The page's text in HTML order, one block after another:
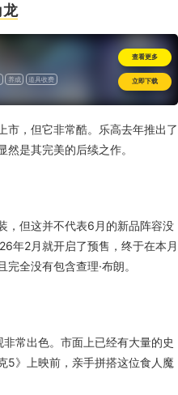
龙
养成 道具收费
查看更多
立即下载
市，但它非常酷。乐高去年推出了
是其完美的后续之作。
，但这并不代表6月的新品阵容没
年2月就开启了预售，终于在本月
全没有包含查理·布朗。
常出色。市面上已经有大量的史
5》上映前，亲手拼搭这位食人魔